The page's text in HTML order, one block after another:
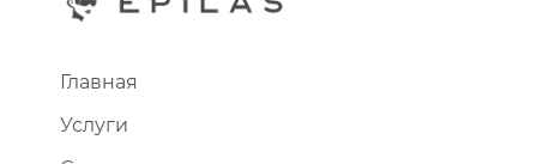
Главная
Услуги